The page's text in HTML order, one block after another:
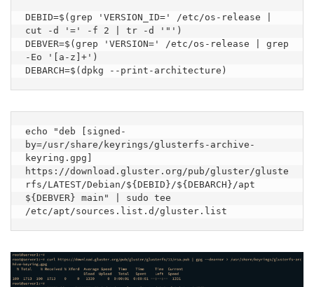
DEBID=$(grep 'VERSION_ID=' /etc/os-release |
cut -d '=' -f 2 | tr -d '"')
DEBVER=$(grep 'VERSION=' /etc/os-release | grep
-Eo '[a-z]+')
DEBARCH=$(dpkg --print-architecture)
echo "deb [signed-
by=/usr/share/keyrings/glusterfs-archive-
keyring.gpg]
https://download.gluster.org/pub/gluster/gluste
rfs/LATEST/Debian/${DEBID}/${DEBARCH}/apt
${DEBVER} main" | sudo tee
/etc/apt/sources.list.d/gluster.list